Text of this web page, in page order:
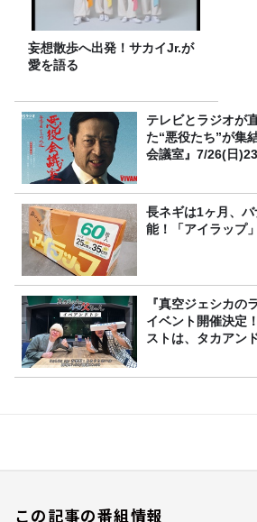
妄想散歩へ出発！サカイJr.が
愛を語る
テレビとラジオが
た“悪役たち”が集
会議室』7/26(日
長ネギは1ヶ月、
能！「アイラップ
『真空ジェシカの
イベント開催決定
ストは、タカアン
この記事の番組情報